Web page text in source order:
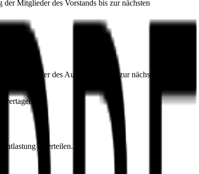
Mitglieder des Vorstands bis zur nächsten
Mitglieder des Aufsichtsrats bis zur nächsten
zu erteilen.